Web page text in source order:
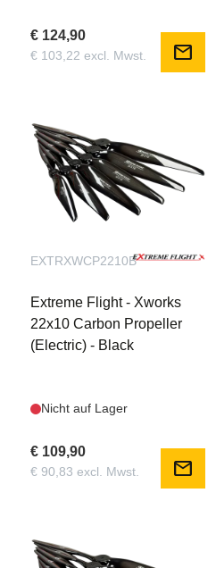
€ 124,90
€ 103,22 excl. Mwst. mail
EXTRXWCP2210B
Extreme Flight - Xworks
22x10 Carbon Propeller
(Electric) - Black
Nicht auf Lager
€ 109,90
€ 90,83 excl. Mwst. mail